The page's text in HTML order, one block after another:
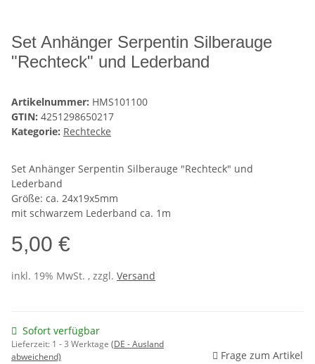
Set Anhänger Serpentin Silberauge
"Rechteck" und Lederband
Artikelnummer: HMS101100
GTIN: 4251298650217
Kategorie: Rechtecke
Set Anhänger Serpentin Silberauge "Rechteck" und
Lederband
Größe: ca. 24x19x5mm
mit schwarzem Lederband ca. 1m
5,00 €
inkl. 19% MwSt. , zzgl. Versand
Sofort verfügbar
Lieferzeit: 1 - 3 Werktage (DE - Ausland
abweichend)
Frage zum Artikel